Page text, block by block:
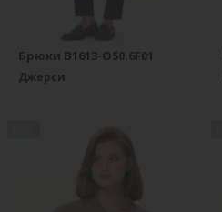
Брюки B1613-O50.6F01
Джерси